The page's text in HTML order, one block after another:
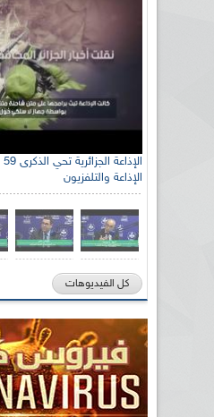
الإذاعة والتلفزيون
كل الفيديوهات